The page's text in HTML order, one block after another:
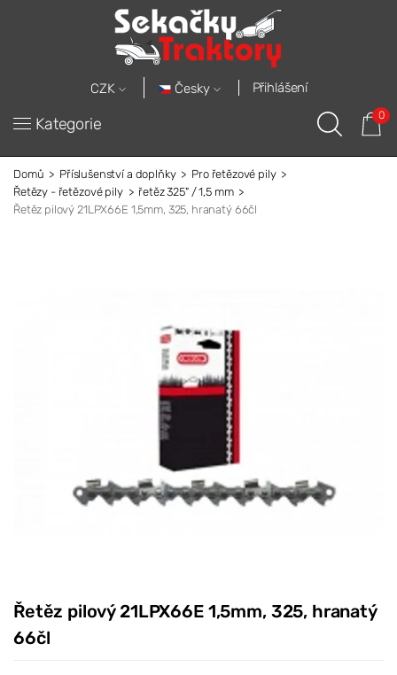
CZK Česky Přihlášení
Kategorie 0
Domů Příslušenství a doplňky
Pro řetězové pily
Řetězy - řetězové pily
řetěz 325" / 1,5 mm
Řetěz pilový 21LPX66E 1,5mm, 325, hranatý 66čl
Řetěz pilový 21LPX66E 1,5mm, 325, hranatý
66čl